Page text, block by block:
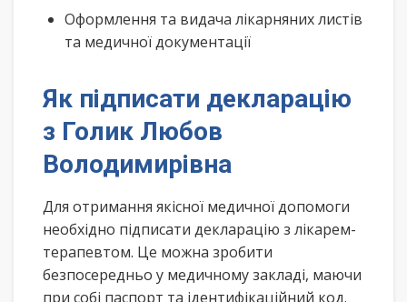
Оформлення та видача лікарняних листів
та медичної документації
Як підписати декларацію
з Голик Любов
Володимирівна
Для отримання якісної медичної допомоги
необхідно підписати декларацію з лікарем-
терапевтом. Це можна зробити
безпосередньо у медичному закладі, маючи
при собі паспорт та ідентифікаційний код.